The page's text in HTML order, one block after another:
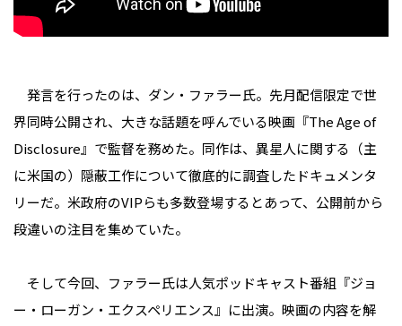
発言を行ったのは、ダン・ファラー氏。先月配信限定で世
界同時公開され、大きな話題を呼んでいる映画『The Age of
Disclosure』で監督を務めた。同作は、異星人に関する（主
に米国の）隠蔽工作について徹底的に調査したドキュメンタ
リーだ。米政府のVIPらも多数登場するとあって、公開前から
段違いの注目を集めていた。
そして今回、ファラー氏は人気ポッドキャスト番組『ジョ
ー・ローガン・エクスペリエンス』に出演。映画の内容を解